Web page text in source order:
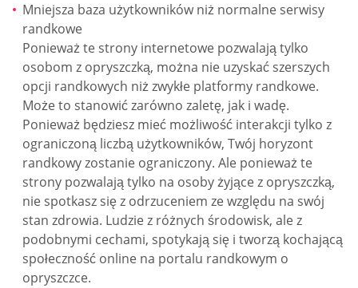
Mniejsza baza użytkowników niż normalne serwisy
randkowe
Ponieważ te strony internetowe pozwalają tylko
osobom z opryszczką, można nie uzyskać szerszych
opcji randkowych niż zwykłe platformy randkowe.
Może to stanowić zarówno zaletę, jak i wadę.
Ponieważ będziesz mieć możliwość interakcji tylko z
ograniczoną liczbą użytkowników, Twój horyzont
randkowy zostanie ograniczony. Ale ponieważ te
strony pozwalają tylko na osoby żyjące z opryszczką,
nie spotkasz się z odrzuceniem ze względu na swój
stan zdrowia. Ludzie z różnych środowisk, ale z
podobnymi cechami, spotykają się i tworzą kochającą
społeczność online na portalu randkowym o
opryszczce.